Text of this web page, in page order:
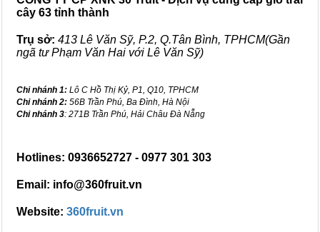
cây 63 tỉnh thành
Trụ sở: 413 Lê Văn Sỹ, P.2, Q.Tân Bình, TPHCM(Gần
ngã tư Phạm Văn Hai với Lê Văn Sỹ)
Chi nhánh 1: Lô C Hồ Thị Kỷ, P1, Q10, TPHCM
Chi nhánh 2: 56B Trần Phú, Ba Đình, Hà Nội
Chi nhánh 3: 271B Trần Phú, Hải Châu Đà Nẵng
Hotlines: 0936652727 - 0977 301 303
Email: info@360fruit.vn
Website: 360fruit.vn